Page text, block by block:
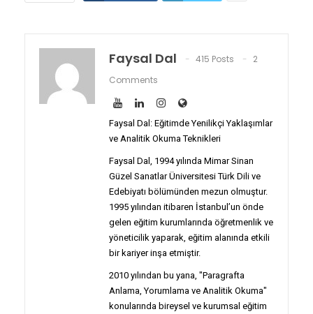
Faysal Dal 415 Posts
2
Comments
Faysal Dal: Eğitimde Yenilikçi Yaklaşımlar
ve Analitik Okuma Teknikleri
Faysal Dal, 1994 yılında Mimar Sinan
Güzel Sanatlar Üniversitesi Türk Dili ve
Edebiyatı bölümünden mezun olmuştur.
1995 yılından itibaren İstanbul’un önde
gelen eğitim kurumlarında öğretmenlik ve
yöneticilik yaparak, eğitim alanında etkili
bir kariyer inşa etmiştir.
2010 yılından bu yana, "Paragrafta
Anlama, Yorumlama ve Analitik Okuma"
konularında bireysel ve kurumsal eğitim